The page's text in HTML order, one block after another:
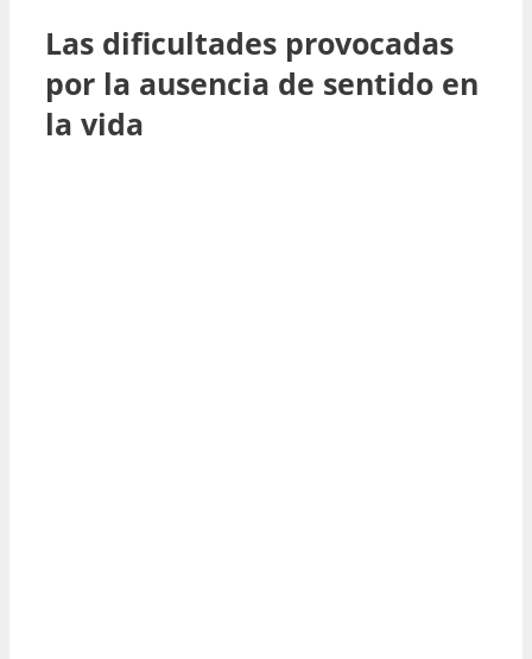
Las dificultades provocadas
por la ausencia de sentido en
la vida